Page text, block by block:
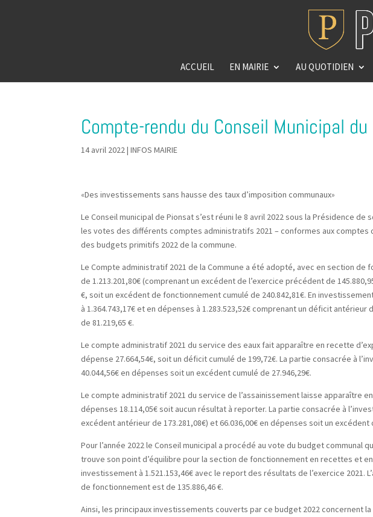
ACCUEIL EN MAIRIE AU QUOTIDIEN
Compte-rendu du Conseil Municipal
14 avril 2022|INFOS MAIRIE
«Des investissements sans hausse des taux d’imposition communaux»
Le Conseil municipal de Pionsat s’est réuni le 8 avril 2022 sous la Présidence de
les votes des différents comptes administratifs 2021 – conformes aux
des budgets primitifs 2022 de la commune.
Le Compte administratif 2021 de la Commune a été adopté, avec en section
de 1.213.201,80€ (comprenant un excédent de l’exercice précédent de
€, soit un excédent de fonctionnement cumulé de 240.842,81€. En
à 1.364.743,17€ et en dépenses à 1.283.523,52€ comprenant un déficit
de 81.219,65 €.
Le compte administratif 2021 du service des eaux fait apparaître en recette
dépense 27.664,54€, soit un déficit cumulé de 199,72€. La partie consacrée à
40.044,56€ en dépenses soit un excédent cumulé de 27.946,29€.
Le compte administratif 2021 du service de l’assainissement laisse apparaître
dépenses 18.114,05€ soit aucun résultat à reporter. La partie consacrée à
excédent antérieur de 173.281,08€) et 66.036,00€ en dépenses soit un excédent
Pour l’année 2022 le Conseil municipal a procédé au vote du budget communal
trouve son point d’équilibre pour la section de fonctionnement en recettes et
investissement à 1.521.153,46€ avec le report des résultats de l’exercice 2021.
de fonctionnement est de 135.886,46 €.
Ainsi, les principaux investissements couverts par ce budget 2022 concernent